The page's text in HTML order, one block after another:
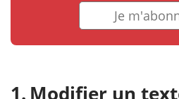
Je
Modifier un